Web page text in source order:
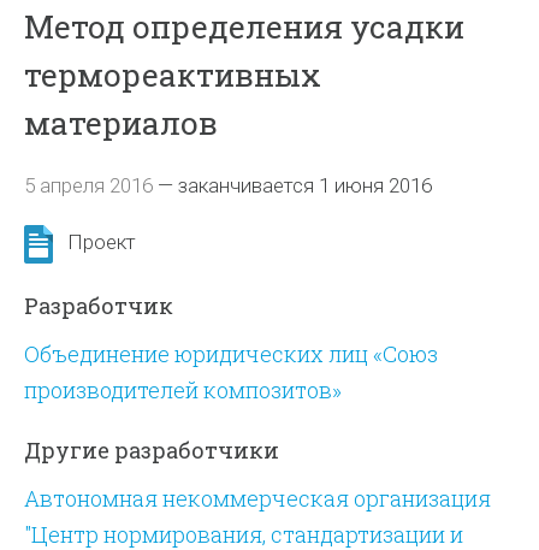
Метод определения усадки
термореактивных
материалов
5 апреля 2016 —заканчивается 1 июня 2016
Проект
Разработчик
Объединение юридических лиц «Союз
производителей композитов»
Другие разработчики
Автономная некоммерческая организация
"Центр нормирования, стандартизации и